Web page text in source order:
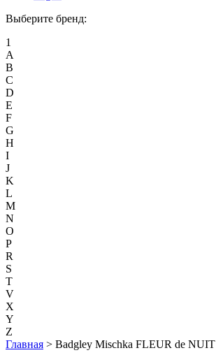
Выберите бренд:
1
A
B
C
D
E
F
G
H
I
J
K
L
M
N
O
P
R
S
T
V
X
Y
Z
Главная > Badgley Mischka FLEUR de NUIT